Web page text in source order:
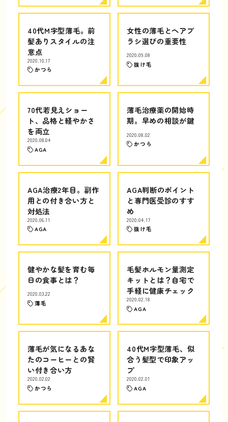
40代M字型薄毛。前
髪ありスタイルの注
意点
2020.10.17
かつら
女性の薄毛とヘアブ
ラシ選びの重要性
2020.09.08
抜け毛
70代若見えショー
ト、品格と軽やかさ
を両立
2020.08.04
AGA
薄毛治療薬の開始時
期。早めの相談が鍵
2020.08.02
かつら
AGA治療2年目。副作
用との付き合い方と
対処法
2020.06.11
AGA
AGA判断のポイント
と専門医受診のすす
め
2020.04.17
抜け毛
健やかな髪を育む毎
日の食事とは？
2020.03.22
薄毛
毛髪ホルモン量測定
キットとは？自宅で
手軽に健康チェック
2020.02.18
AGA
薄毛が気になるあな
たのコーヒーとの賢
い付き合い方
2020.02.02
かつら
40代M字型薄毛、似
合う髪型で印象アッ
プ
2020.02.01
AGA